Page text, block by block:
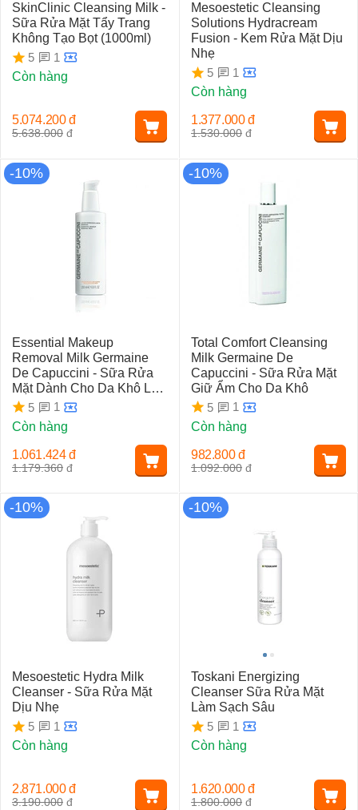
SkinClinic Cleansing Milk -
Sữa Rửa Mặt Tẩy Trang
Không Tạo Bọt (1000ml)
5
1
Còn hàng
5.638.000 đ
5.074.200 đ
Mesoestetic Cleansing
Solutions Hydracream
Fusion - Kem Rửa Mặt Dịu
Nhẹ
5
1
Còn hàng
1.530.000 đ
1.377.000 đ
-10%
Essential Makeup
Removal Milk Germaine
De Capuccini - Sữa Rửa
Mặt Dành Cho Da Khô Lão
Hóa
5
1
Còn hàng
1.179.360 đ
1.061.424 đ
-10%
Total Comfort Cleansing
Milk Germaine De
Capuccini - Sữa Rửa Mặt
Giữ Ẩm Cho Da Khô
5
1
Còn hàng
1.092.000 đ
982.800 đ
-10%
Mesoestetic Hydra Milk
Cleanser - Sữa Rửa Mặt
Dịu Nhẹ
5
1
Còn hàng
3.190.000 đ
2.871.000 đ
-10%
Toskani Energizing
Cleanser Sữa Rửa Mặt
Làm Sạch Sâu
5
1
Còn hàng
1.800.000 đ
1.620.000 đ